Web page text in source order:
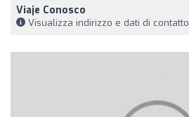
Viaje Conosco
Visualizza indirizzo e dati di contatto